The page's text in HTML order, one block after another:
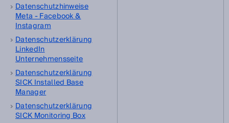
Datenschutzhinweise
Meta - Facebook &
Instagram
Datenschutzerklärung
LinkedIn
Unternehmensseite
Datenschutzerklärung
SICK Installed Base
Manager
Datenschutzerklärung
SICK Monitoring Box